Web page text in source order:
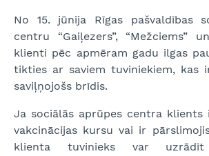
No 15. jūnija Rīgas pašvaldības
centru “Gaiļezers”, “Mežciems”
klienti pēc apmēram gadu ilgas
tikties ar saviem tuviniekiem, kas
saviļņojošs brīdis.
Ja sociālās aprūpes centra klients
vakcinācijas kursu vai ir
klienta tuvinieks var uzrādīt